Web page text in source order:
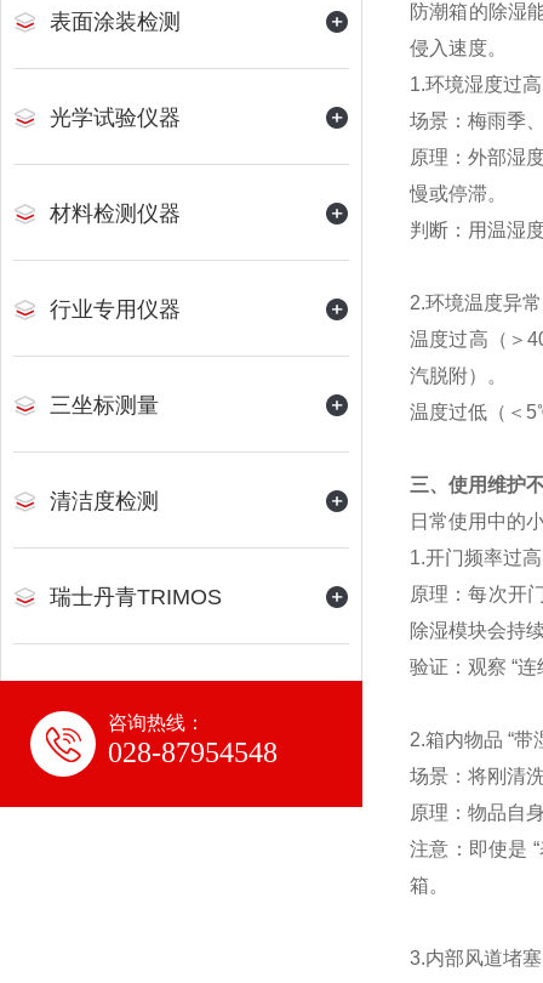
表面涂装检测
光学试验仪器
材料检测仪器
行业专用仪器
三坐标测量
清洁度检测
瑞士丹青TRIMOS
咨询热线：
028-87954548
防潮箱的除湿
侵入速度。
1.环境湿度过高
场景：梅雨季
原理：外部湿
慢或停滞。
判断：用温湿
2.环境温度异
温度过高（＞
汽脱附）。
温度过低（＜
三、使用维护
日常使用中的
1.开门频率过
原理：每次开
除湿模块会持
验证：观察 “
2.箱内物品 “带
场景：将刚清
原理：物品自
注意：即使是
箱。
3.内部风道堵塞